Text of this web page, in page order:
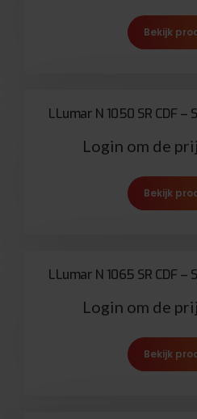
Bekijk
Login om de
Bekijk
Login om de
Bekijk